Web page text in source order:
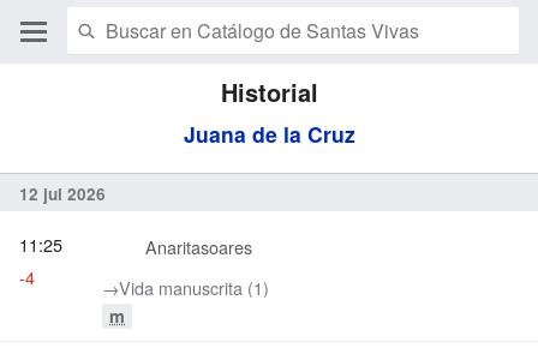
Historial
Juana de la Cruz
12 jul 2026
Anaritasoares
→‎Vida manuscrita (1)
m
11:25
-4